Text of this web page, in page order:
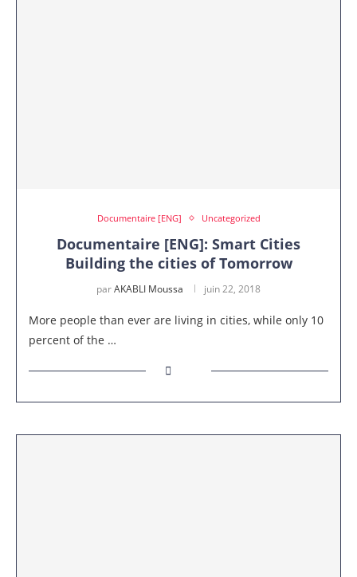
Documentaire [ENG] Uncategorized
Documentaire [ENG]: Smart Cities
Building the cities of Tomorrow
parAKABLI Moussa juin 22, 2018
More people than ever are living in cities, while only 10
percent of the …